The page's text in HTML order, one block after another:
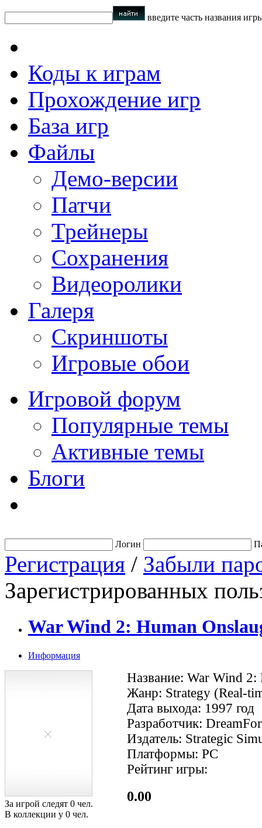
введите часть названия
Коды к играм
Прохождение игр
База игр
Файлы
Демо-версии
Патчи
Трейнеры
Сохранения
Видеоролики
Галеря
Скриншоты
Игровые обои
Игровой форум
Популярные темы
Активные темы
Блоги
Логин
Регистрация / Забыли
Зарегистрированных
War Wind 2: Human
Информация
За игрой следят 0 чел.
В коллекции у 0 чел.
Название: War Wind 2:
Жанр: Strategy (Real-
Дата выхода: 1997 год
Разработчик:
Издатель: Strategic
Платформы: PC
Рейтинг игры:
0.00